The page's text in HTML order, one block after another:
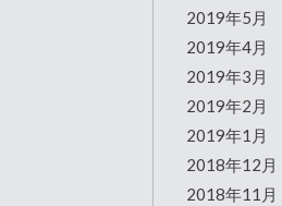
2019年5月
2019年4月
2019年3月
2019年2月
2019年1月
2018年12月
2018年11月